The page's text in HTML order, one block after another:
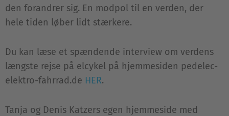
den forandrer sig. En modpol til en verden, der
hele tiden løber lidt stærkere.
Du kan læse et spændende interview om verdens
længste rejse på elcykel på hjemmesiden pedelec-
elektro-fahrrad.de HER.
Tanja og Denis Katzers egen hjemmeside med